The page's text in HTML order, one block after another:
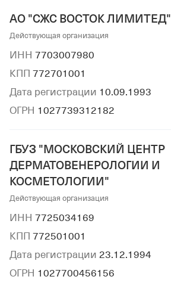
АО "СЖС ВОСТОК ЛИМИТЕД"
Действующая организация
ИНН 7703007980
КПП 772701001
Дата регистрации 10.09.1993
ОГРН 1027739312182
ГБУЗ "МОСКОВСКИЙ ЦЕНТР
ДЕРМАТОВЕНЕРОЛОГИИ И
КОСМЕТОЛОГИИ"
Действующая организация
ИНН 7725034169
КПП 772501001
Дата регистрации 23.12.1994
ОГРН 1027700456156